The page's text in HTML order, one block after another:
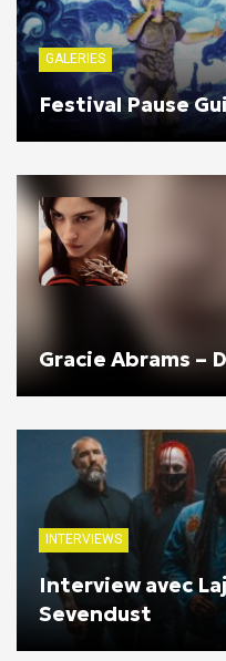
GALERIES
Festival Pause
Gracie Abrams –
INTERVIEWS
Interview avec
Sevendust